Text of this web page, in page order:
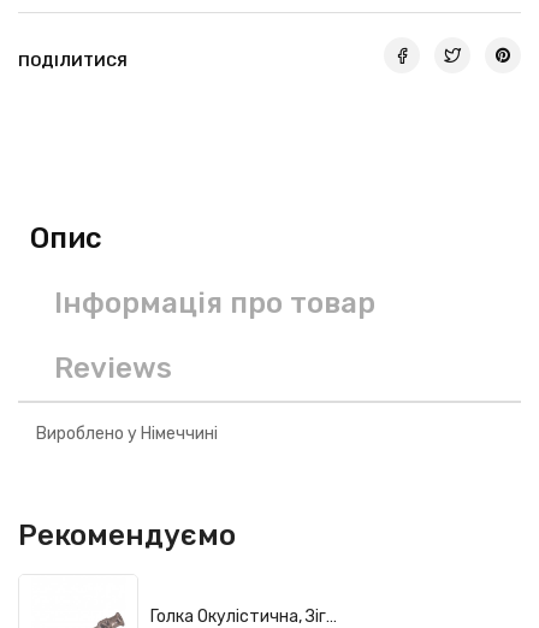
ПОДІЛИТИСЯ
Опис
Інформація про товар
Reviews
Вироблено у Німеччині
Рекомендуємо
Голка Окулістична, Зігнута 0,6x17 Мм.